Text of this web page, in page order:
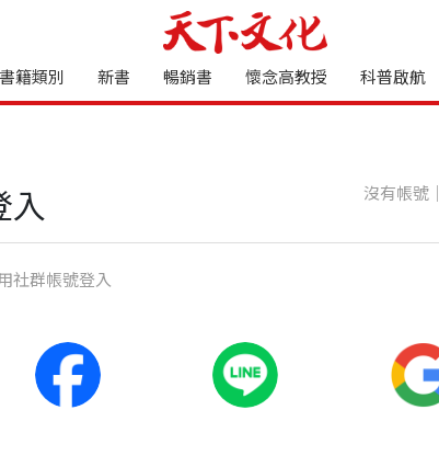
書籍類別 新書 暢銷書 懷念高教授 科普啟航
入 沒有帳號｜
社群帳號登入